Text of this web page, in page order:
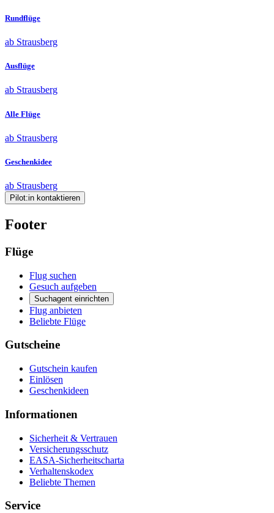
Rundflüge
ab Strausberg
Ausflüge
ab Strausberg
Alle Flüge
ab Strausberg
Geschenkidee
ab Strausberg
Pilot:in kontaktieren
Footer
Flüge
Flug suchen
Gesuch aufgeben
Suchagent einrichten
Flug anbieten
Beliebte Flüge
Gutscheine
Gutschein kaufen
Einlösen
Geschenkideen
Informationen
Sicherheit & Vertrauen
Versicherungsschutz
EASA-Sicherheitscharta
Verhaltenskodex
Beliebte Themen
Service